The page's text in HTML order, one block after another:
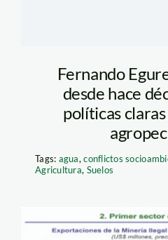
Fernando
desde hace
políticas
Tags: agua,conflictos
Agricultura, Suelos